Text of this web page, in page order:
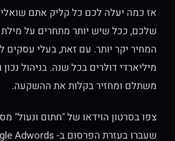
אז כמה יעלה לכם כל קליק אתם
שלכם, ככל שיש יותר מתחרים על
המחיר יקר יותר. עם זאת, בעלי עסקים
מיליארדי דולרים בכל שנה. בניהול
משתלם ומחזיר בקלות את ההשקעה.
צפו בסרטון הוידאו של "חתום ונעול"
שעברו בעזרת הפרסום ב- Google Adwords: